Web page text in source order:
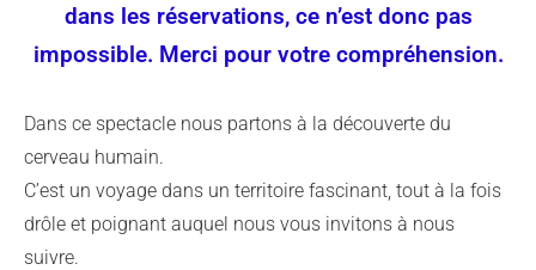
dans les réservations, ce n’est donc pas
impossible. Merci pour votre compréhension.
Dans ce spectacle nous partons à la découverte du
cerveau humain.
C’est un voyage dans un territoire fascinant, tout à la fois
drôle et poignant auquel nous vous invitons à nous
suivre.